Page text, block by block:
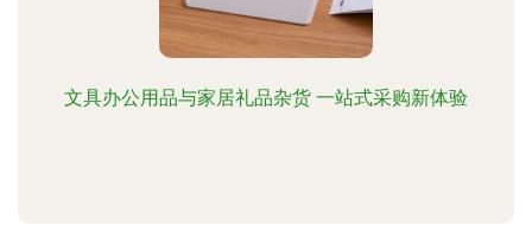
文具办公用品与家居礼品杂货 一站式采购新体验